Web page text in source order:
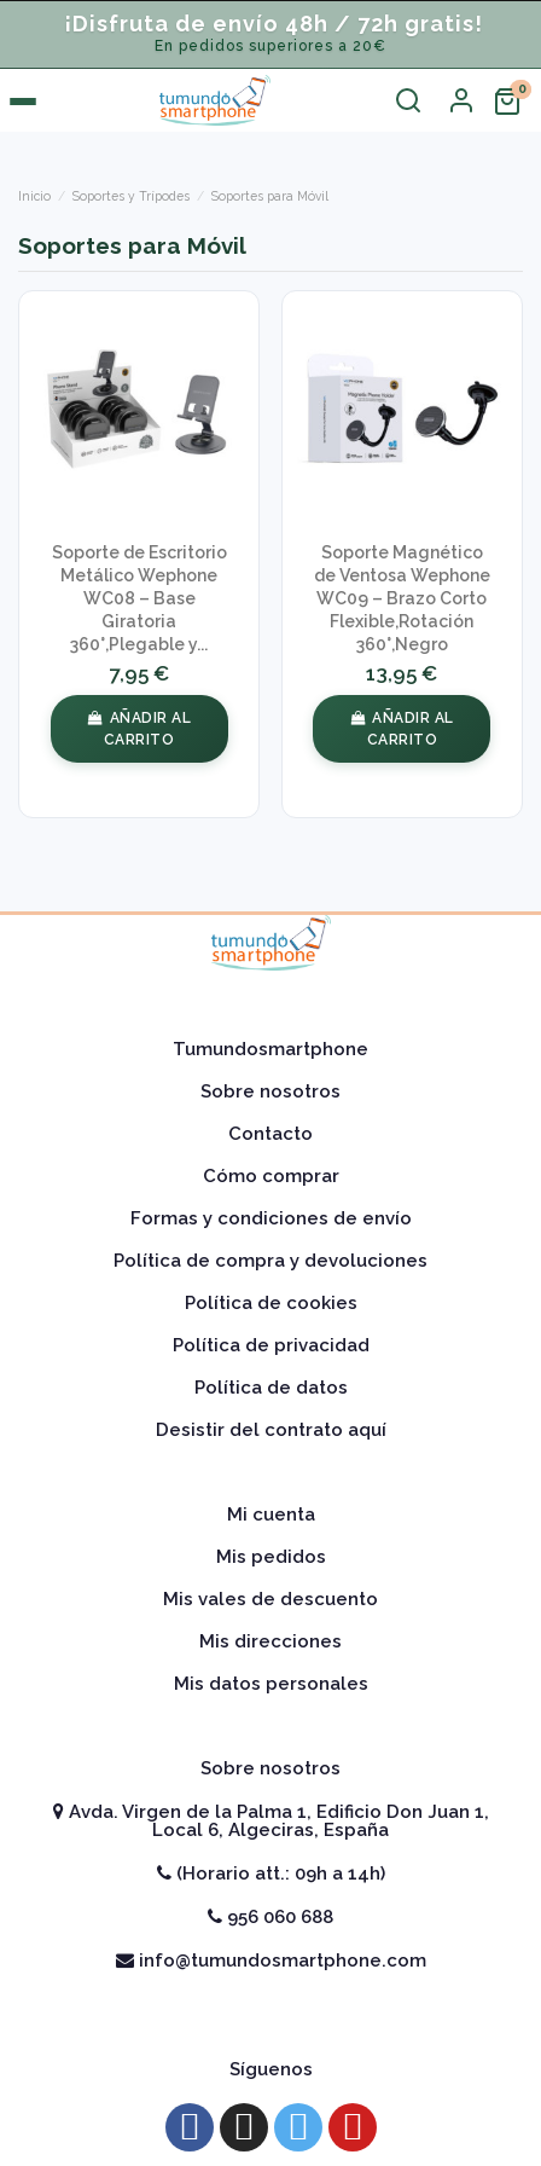
¡Disfruta de envío 48h / 72h gratis!
En pedidos superiores a 20€
Inicio Soportes y Trípodes Soportes para Móvil
Soportes para Móvil
Soporte de Escritorio
Metálico Wephone
WC08 – Base
Giratoria
360°,Plegable y...
7,95 €
AÑADIR AL
CARRITO
Soporte Magnético
de Ventosa Wephone
WC09 – Brazo Corto
Flexible,Rotación
360°,Negro
13,95 €
AÑADIR AL
CARRITO
Tumundosmartphone
Sobre nosotros
Contacto
Cómo comprar
Formas y condiciones de envío
Política de compra y devoluciones
Política de cookies
Política de privacidad
Política de datos
Desistir del contrato aquí
Mi cuenta
Mis pedidos
Mis vales de descuento
Mis direcciones
Mis datos personales
Sobre nosotros
Avda. Virgen de la Palma 1, Edificio Don Juan 1,
Local 6, Algeciras, España
(Horario att.: 09h a 14h)
956 060 688
info@tumundosmartphone.com
Síguenos